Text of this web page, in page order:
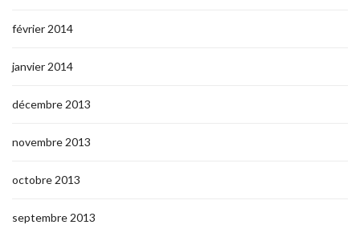
février 2014
janvier 2014
décembre 2013
novembre 2013
octobre 2013
septembre 2013